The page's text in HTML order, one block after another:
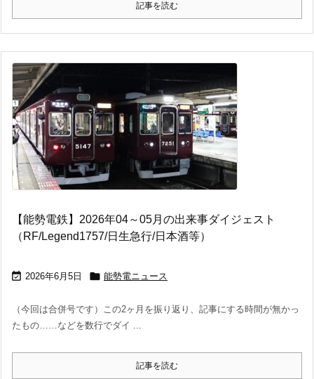
記事を読む
【能勢電鉄】2026年04～05月の出来事ダイジェスト
（RF/Legend1757/日生急行/日本酒等）
 2026年6月5日  能勢電ニュース
（今回は合併号です）この2ヶ月を振り返り、記事にする時間が無かっ
たもの……などを数行でダイ ...
記事を読む